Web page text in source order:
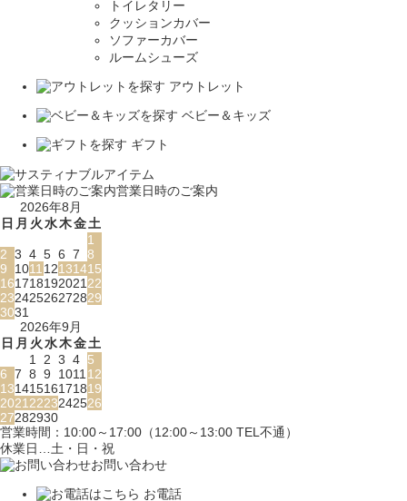
トイレタリー
クッションカバー
ソファーカバー
ルームシューズ
アウトレット
ベビー＆キッズ
ギフト
営業日時のご案内
2026年8月
日 月 火水木金土
1
2 3 4 5 6 7 8
9
1011 12131415
161718192021 22
23242526272829
3031
2026年9月
日 月 火水木金土
1
2 3 4 5
6 7 8 9 1011 12
13141516171819
2021 2223242526
27282930
営業時間：10:00～17:00（12:00～13:00 TEL不通）
休業日…土・日・祝
お問い合わせ
お電話